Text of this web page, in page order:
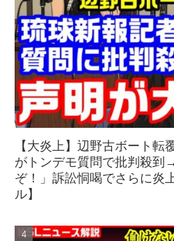
【大炎上】辺野古ボート転
がトンデモ質問で批判殺到
ぞ！」訴訟恫喝でさらに炎
ル】